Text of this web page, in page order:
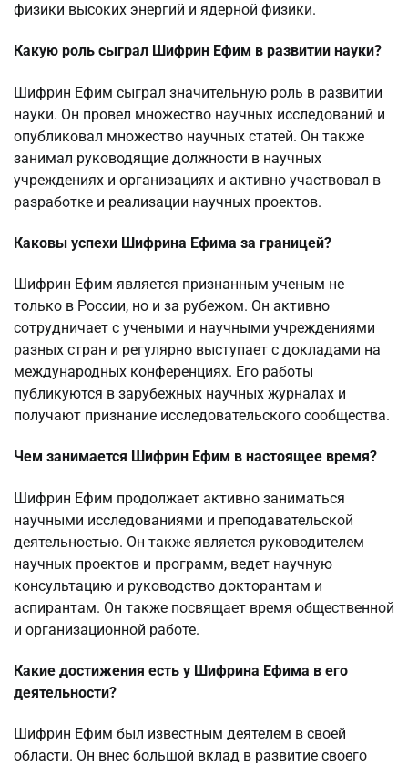
физики высоких энергий и ядерной физики.
Какую роль сыграл Шифрин Ефим в развитии науки?
Шифрин Ефим сыграл значительную роль в развитии
науки. Он провел множество научных исследований и
опубликовал множество научных статей. Он также
занимал руководящие должности в научных
учреждениях и организациях и активно участвовал в
разработке и реализации научных проектов.
Каковы успехи Шифрина Ефима за границей?
Шифрин Ефим является признанным ученым не
только в России, но и за рубежом. Он активно
сотрудничает с учеными и научными учреждениями
разных стран и регулярно выступает с докладами на
международных конференциях. Его работы
публикуются в зарубежных научных журналах и
получают признание исследовательского сообщества.
Чем занимается Шифрин Ефим в настоящее время?
Шифрин Ефим продолжает активно заниматься
научными исследованиями и преподавательской
деятельностью. Он также является руководителем
научных проектов и программ, ведет научную
консультацию и руководство докторантам и
аспирантам. Он также посвящает время общественной
и организационной работе.
Какие достижения есть у Шифрина Ефима в его
деятельности?
Шифрин Ефим был известным деятелем в своей
области. Он внес большой вклад в развитие своего